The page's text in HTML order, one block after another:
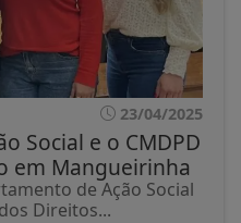
23/04/2025
Social e o CMDPD
em Mangueirinha
de Ação Social
Direitos...